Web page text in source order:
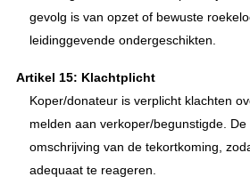
gevolg is van opzet of bewuste
leidinggevende ondergeschikten.
Artikel 15: Klachtplicht
Koper/donateur is verplicht klachten
melden aan verkoper/begunstigde.
omschrijving van de tekortkoming,
adequaat te reageren.